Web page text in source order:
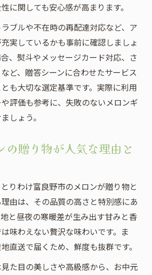
に関しても安心感が高まります。
ブルや不在時の再配達対応など、ア
実しているかも事前に確認しましょ
、熨斗やメッセージカード対応、さ
ど、贈答シーンに合わせたサービス
も大切な選定基準です。実際に利用
評価も参考に、失敗のないメロンギ
しょう。
の贈り物が人気な理由と
りわけ富良野市のメロンが贈り物と
由は、その品質の高さと特別感にあ
と昼夜の寒暖差が生み出す甘みと香
味わえない贅沢な味わいです。ま
直送で届くため、鮮度も抜群です。
た目の美しさや高級感から、お中元